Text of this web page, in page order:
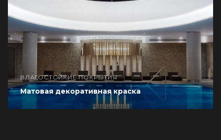
ВЛАГОСТОЙКИЕ ПОКРЫТИЯ
Матовая декоративная краска